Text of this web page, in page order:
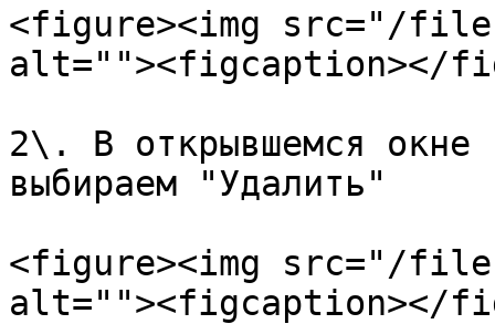
<figure><img src="/files/
alt=""><figcaption></
2\. В открывшемся окне
выбираем "Удалить"
<figure><img src="/files/
alt=""><figcaption></